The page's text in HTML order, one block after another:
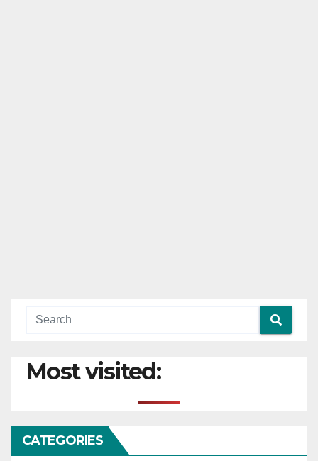
Most visited:
CATEGORIES